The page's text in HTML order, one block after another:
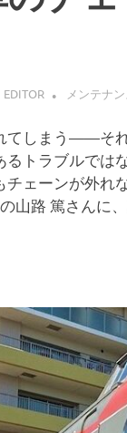
EDITOR メンテナン
てしまう——そ
るトラブルでは
チェーンが外れ
山路 篤さんに